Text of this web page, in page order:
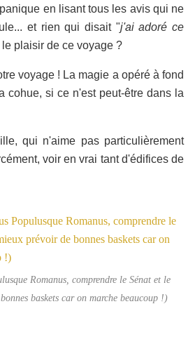
en lisant tous les avis qui ne
et rien qui disait "j'ai adoré ce
plaisir de ce voyage ?
voyage ! La magie a opéré à fond
cohue, si ce n'est peut-être dans la
qui n'aime pas particulièrement
voir en vrai tant d'édifices de
Romanus, comprendre le Sénat et le
baskets car on marche beaucoup !)